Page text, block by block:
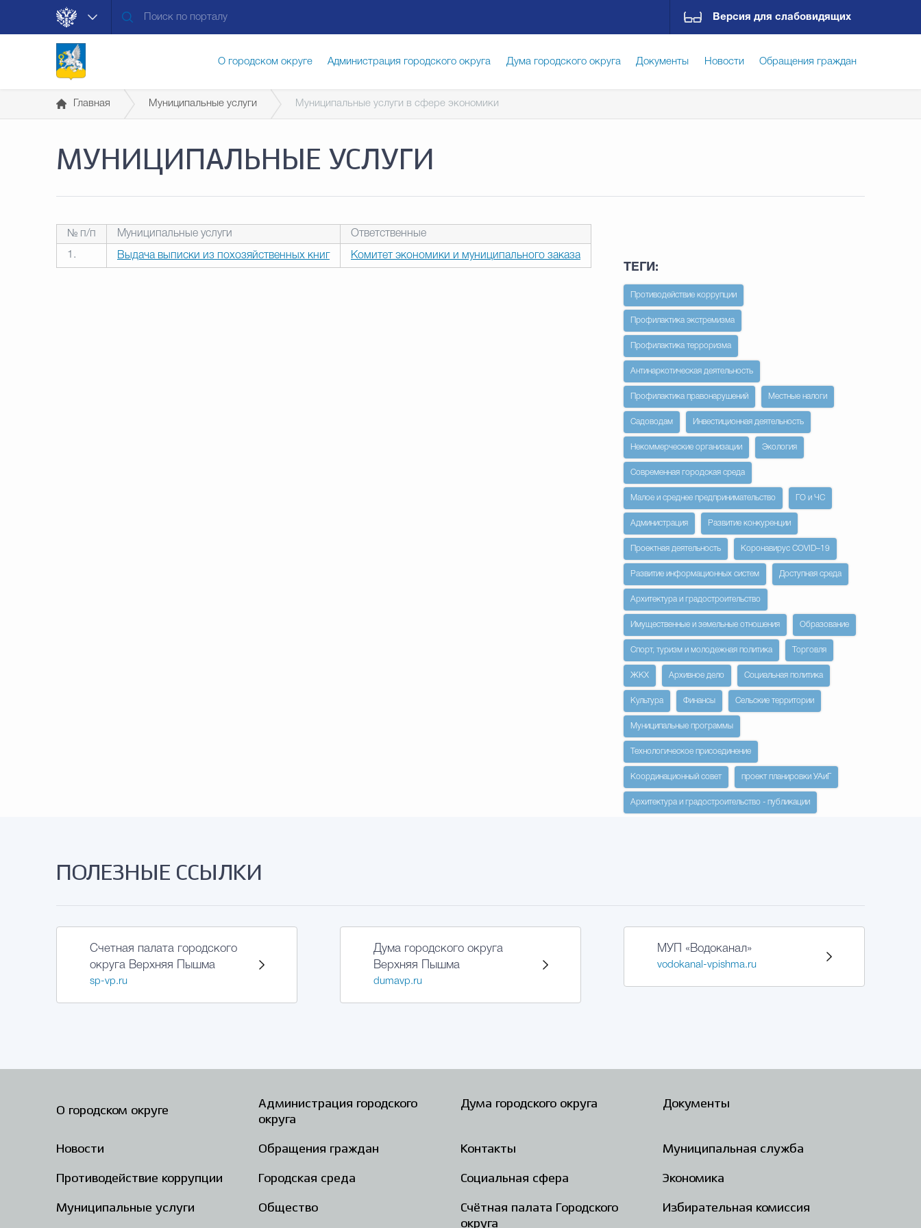
Версия для слабовидящих
О городском округе Администрация городского округа Дума городского округа Документы Новости Обращения граждан
Муниципальные услуги Общество Счётная палата Городского округа
Общественная безопасность Градостроительство и землепользование
Главная Муниципальные услуги Муниципальные услуги в сфере экономики
МУНИЦИПАЛЬНЫЕ УСЛУГИ
ТЕГИ:
Противодействие коррупции
Профилактика экстремизма
Профилактика терроризма
Антинаркотическая деятельность
Профилактика правонарушений Местные налоги
Садоводам Инвестиционная деятельность
Некоммерческие организации Экология
Современная городская среда
Малое и среднее предпринимательство ГО и ЧС
Администрация Развитие конкуренции
Проектная деятельность Коронавирус COVID–19
Развитие информационных систем Доступная среда
Архитектура и градостроительство
Имущественные и земельные отношения Образование
Спорт, туризм и молодежная политика Торговля
ЖКХ Архивное дело Социальная политика
Культура Финансы Сельские территории
Муниципальные программы
Технологическое присоединение
Координационный совет проект планировки УАиГ
Архитектура и градостроительство - публикации
№ п/п Муниципальные услуги Ответственные
1. Выдача выписки из похозяйственных книг Комитет экономики и муниципального заказа
ПОЛЕЗНЫЕ ССЫЛКИ
Счетная палата городского
округа Верхняя Пышма
sp-vp.ru
Дума городского округа
Верхняя Пышма
dumavp.ru
МУП «Водоканал»
vodokanal-vpishma.ru
О городском округе
Администрация городского
округа
Дума городского округа Документы
Новости Обращения граждан Контакты Муниципальная служба
Противодействие коррупции Городская среда Социальная сфера Экономика
Муниципальные услуги Общество
Счётная палата Городского
округа
Избирательная комиссия